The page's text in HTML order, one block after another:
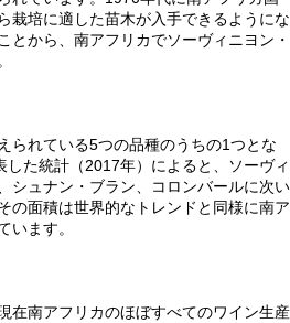
栽培に適した苗木が入手できるようにな
とから、南アフリカでソーヴィニヨン・
られている5つの品種のうちの1つとな
した統計（2017年）によると、ソーヴィ
シュナン・ブラン、コロンバールに次い
の面積は世界的なトレンドと同様に南ア
います。
在南アフリカのほぼすべてのワイン生産